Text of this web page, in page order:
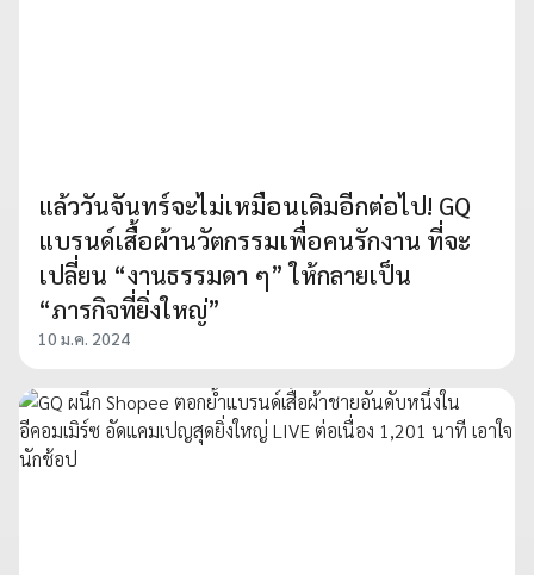
แล้ววันจันทร์จะไม่เหมือนเดิมอีกต่อไป! GQ
แบรนด์เสื้อผ้านวัตกรรมเพื่อคนรักงาน ที่จะ
เปลี่ยน “งานธรรมดา ๆ” ให้กลายเป็น
“ภารกิจที่ยิ่งใหญ่”
10 ม.ค. 2024